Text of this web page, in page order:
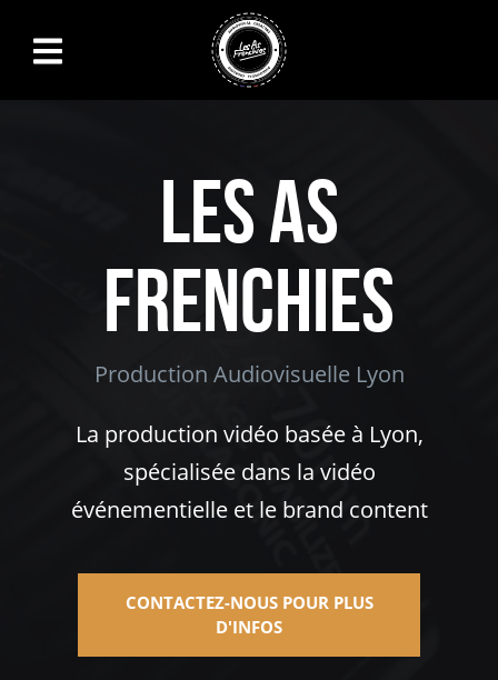
Les As
Frenchies
Production Audiovisuelle Lyon
La production vidéo basée à Lyon,
spécialisée dans la vidéo
événementielle et le brand content
CONTACTEZ-NOUS POUR PLUS
D'INFOS